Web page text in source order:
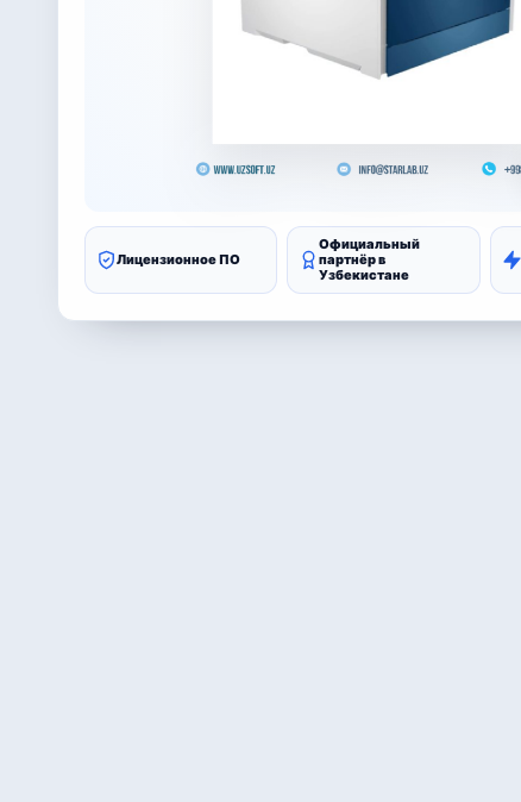
Лицензионное ПО
Официальный
партнёр в
Узбекистане